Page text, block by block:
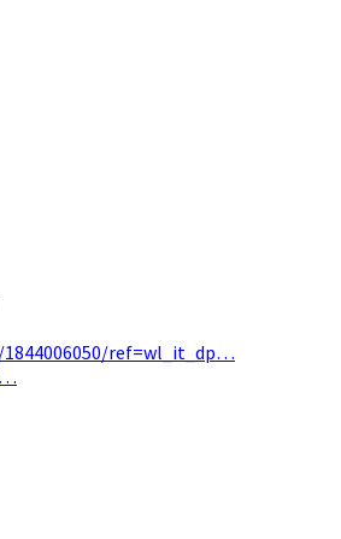
1844006050/ref=wl_it_dp…